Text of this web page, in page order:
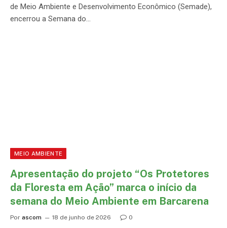
de Meio Ambiente e Desenvolvimento Econômico (Semade),
encerrou a Semana do…
MEIO AMBIENTE
Apresentação do projeto “Os Protetores
da Floresta em Ação” marca o início da
semana do Meio Ambiente em Barcarena
Por ascom 18 de junho de 2026 0